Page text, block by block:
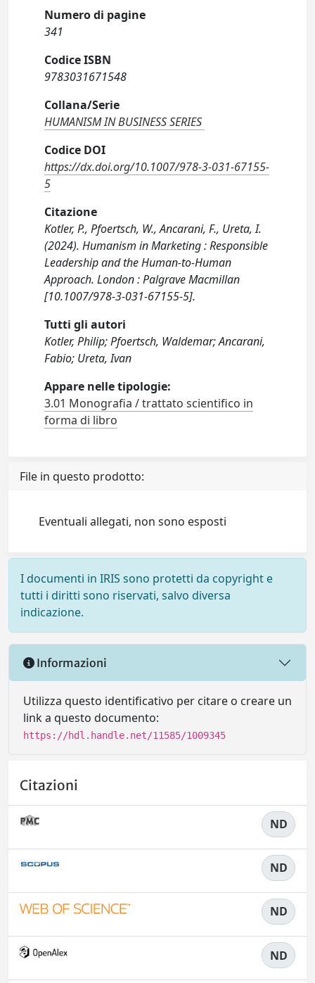
Numero di pagine
341
Codice ISBN
9783031671548
Collana/Serie
HUMANISM IN BUSINESS SERIES
Codice DOI
https://dx.doi.org/10.1007/978-3-031-67155-
5
Citazione
Kotler, P., Pfoertsch, W., Ancarani, F., Ureta, I.
(2024). Humanism in Marketing : Responsible
Leadership and the Human-to-Human
Approach. London : Palgrave Macmillan
[10.1007/978-3-031-67155-5].
Tutti gli autori
Kotler, Philip; Pfoertsch, Waldemar; Ancarani,
Fabio; Ureta, Ivan
Appare nelle tipologie:
3.01 Monografia / trattato scientifico in
forma di libro
File in questo prodotto:
Eventuali allegati, non sono esposti
I documenti in IRIS sono protetti da copyright e
tutti i diritti sono riservati, salvo diversa
indicazione.
Informazioni
Utilizza questo identificativo per citare o creare un
link a questo documento:
https://hdl.handle.net/11585/1009345
Citazioni
ND
ND
ND
ND